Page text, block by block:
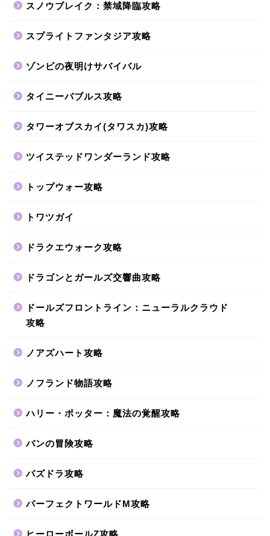
スノウブレイク：禁域降臨攻略
スプライトファンタジア攻略
ゾンビの夜明けサバイバル
タイニーバブルス攻略
タワーオブスカイ(タワスカ)攻略
ツイステッドワンダーランド攻略
トップウォー攻略
トワツガイ
ドラクエウォーク攻略
ドラゴンとガールズ交響曲攻略
ドールズフロントライン：ニューラルクラウド
攻略
ノアズハート攻略
ノフランド物語攻略
ハリー・ポッター：魔法の覚醒攻略
バンの冒険攻略
パズドラ攻略
パーフェクトワールドM攻略
ヒーローボールZ攻略